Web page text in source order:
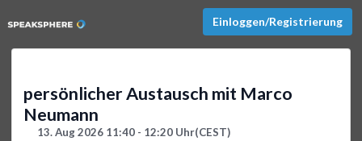
Einloggen/Registrierung
persönlicher Austausch mit Marco
Neumann
13. Aug 2026 11:40 - 12:20 Uhr(CEST)